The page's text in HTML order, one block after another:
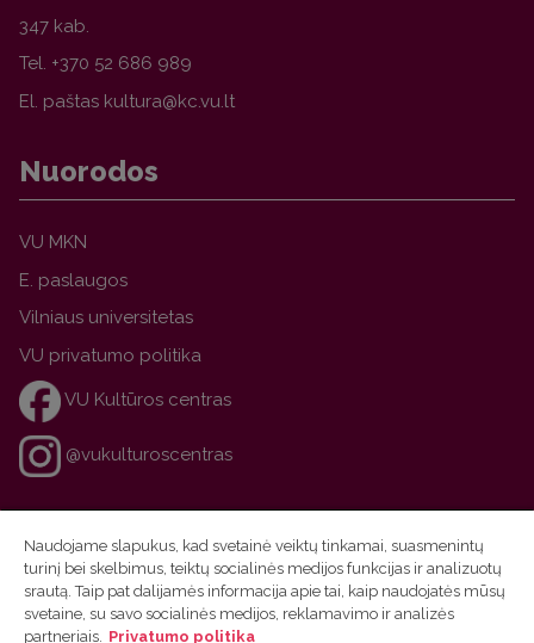
347 kab.
Tel. +370 52 686 989
El. paštas
Nuorodos
VU MKN
E. paslaugos
Vilniaus universitetas
VU privatumo politika
VU Kultūros centras
@vukulturoscentras
Naudojame slapukus, kad svetainė veiktų tinkamai, suasmenintų
turinį bei skelbimus, teiktų socialinės medijos funkcijas ir analizuotų
srautą. Taip pat dalijamės informacija apie tai, kaip naudojatės mūsų
svetaine, su savo socialinės medijos, reklamavimo ir analizės
partneriais. Privatumo politika